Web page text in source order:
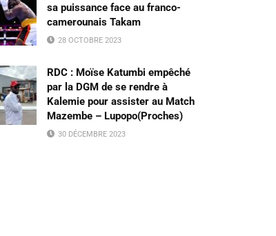
sa puissance face au franco-
camerounais Takam
28 OCTOBRE 2023
RDC : Moïse Katumbi empêché
par la DGM de se rendre à
Kalemie pour assister au Match
Mazembe – Lupopo(Proches)
30 DÉCEMBRE 2023